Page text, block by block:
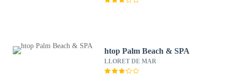
htop Palm Beach & SPA
LLORET DE MAR